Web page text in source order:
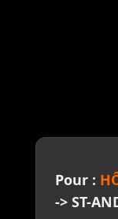
Pour :
-> ST-